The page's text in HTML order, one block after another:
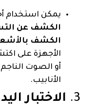
يمكن استخدام
الكشف عن
الكشف
الأجهزة على
أو الصوت
الأنابيب.
3. الاختبار